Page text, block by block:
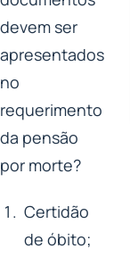
devem ser
apresentados
no
requerimento
da pensão
por morte?
Certidão
de óbito;